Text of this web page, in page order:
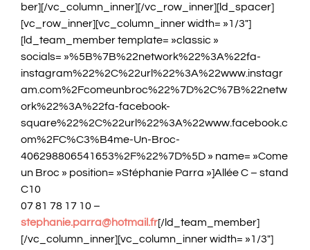
ber][/vc_column_inner][/vc_row_inner][ld_spacer]
[vc_row_inner][vc_column_inner width= »1/3″]
[ld_team_member template= »classic »
socials= »%5B%7B%22network%22%3A%22fa-
instagram%22%2C%22url%22%3A%22www.instagr
am.com%2Fcomeunbroc%22%7D%2C%7B%22netw
ork%22%3A%22fa-facebook-
square%22%2C%22url%22%3A%22www.facebook.c
om%2FC%C3%B4me-Un-Broc-
406298806541653%2F%22%7D%5D » name= »Come
un Broc » position= »Stéphanie Parra »]Allée C – stand
C10
07 81 78 17 10 –
stephanie.parra@hotmail.fr[/ld_team_member]
[/vc_column_inner][vc_column_inner width= »1/3″]